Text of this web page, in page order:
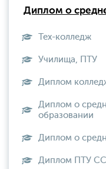
Диплом о
Тех-колледж
Училища, ПТУ
Диплом
Диплом о
образовании
Диплом о
Диплом ПТУ